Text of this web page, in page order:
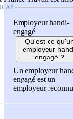
Employeur handi-
engagé
Qu'est-ce qu'un
employeur
engagé ?
Un employeur
engagé est un
employeur reconnu